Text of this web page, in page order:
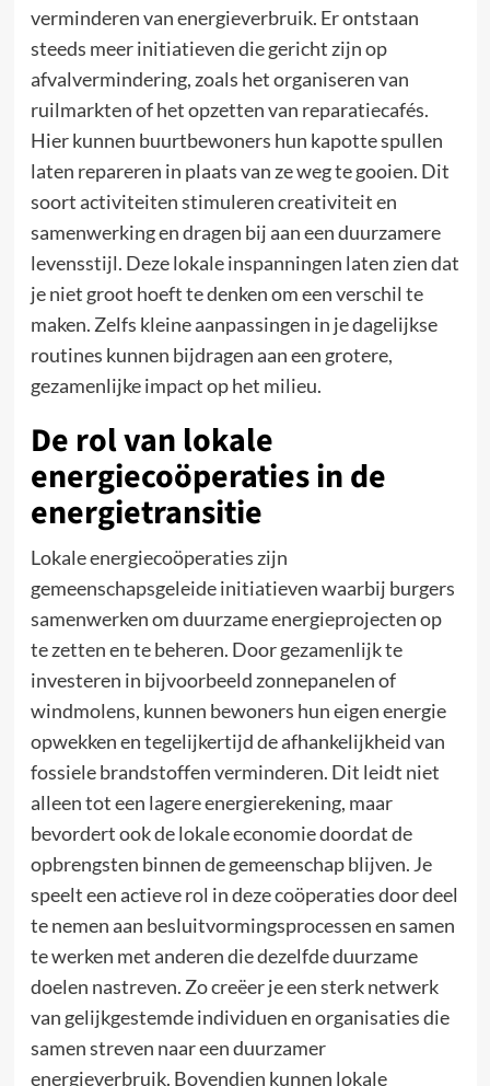
verminderen van energieverbruik. Er ontstaan
steeds meer initiatieven die gericht zijn op
afvalvermindering, zoals het organiseren van
ruilmarkten of het opzetten van reparatiecafés.
Hier kunnen buurtbewoners hun kapotte spullen
laten repareren in plaats van ze weg te gooien. Dit
soort activiteiten stimuleren creativiteit en
samenwerking en dragen bij aan een duurzamere
levensstijl. Deze lokale inspanningen laten zien dat
je niet groot hoeft te denken om een verschil te
maken. Zelfs kleine aanpassingen in je dagelijkse
routines kunnen bijdragen aan een grotere,
gezamenlijke impact op het milieu.
De rol van lokale
energiecoöperaties in de
energietransitie
Lokale energiecoöperaties zijn
gemeenschapsgeleide initiatieven waarbij burgers
samenwerken om duurzame energieprojecten op
te zetten en te beheren. Door gezamenlijk te
investeren in bijvoorbeeld zonnepanelen of
windmolens, kunnen bewoners hun eigen energie
opwekken en tegelijkertijd de afhankelijkheid van
fossiele brandstoffen verminderen. Dit leidt niet
alleen tot een lagere energierekening, maar
bevordert ook de lokale economie doordat de
opbrengsten binnen de gemeenschap blijven. Je
speelt een actieve rol in deze coöperaties door deel
te nemen aan besluitvormingsprocessen en samen
te werken met anderen die dezelfde duurzame
doelen nastreven. Zo creëer je een sterk netwerk
van gelijkgestemde individuen en organisaties die
samen streven naar een duurzamer
energieverbruik. Bovendien kunnen lokale